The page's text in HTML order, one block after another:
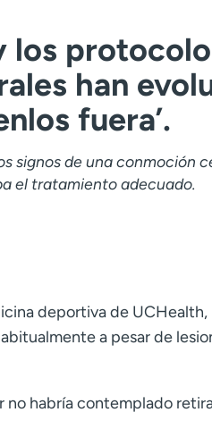
los
han
fuera’.
signos de una conmoción
el tratamiento adecuado.
deportiva de
a pesar de
habría contemplado